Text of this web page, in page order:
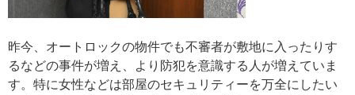
昨今、オートロックの物件でも不審者が敷地に入ったりす
るなどの事件が増え、より防犯を意識する人が増えていま
す。特に女性などは部屋のセキュリティーを万全にしたい